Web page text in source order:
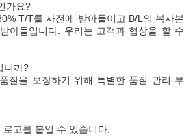
가요?
T/T를 사전에 받아들이고 B/L의 복사본
아들입니다. 우리는 고객과 협상을 할 수
니까?
질을 보장하기 위해 특별한 품질 관리 부
고를 붙일 수 있습니다.